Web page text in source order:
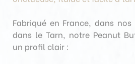
Fabriqué en France, dans
dans le Tarn, notre Peanut
un profil clair :